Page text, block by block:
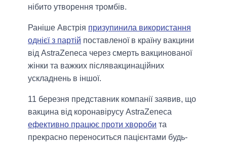
нібито утворення тромбів.
Раніше Австрія призупинила використання
однієї з партій поставленої в країну вакцини
від AstraZeneca через смерть вакцинованої
жінки та важких післявакцинаційних
ускладнень в іншої.
11 березня представник компанії заявив, що
вакцина від коронавірусу AstraZeneca
ефективно працює проти хвороби та
прекрасно переноситься пацієнтами будь-